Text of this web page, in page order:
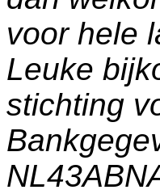
voor hele
Leuke
stichting